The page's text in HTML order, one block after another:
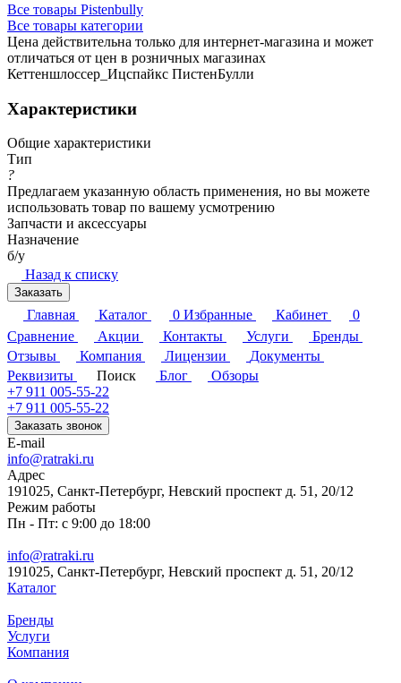
Все товары Pistenbully
Все товары категории
Цена действительна только для интернет-магазина и может
отличаться от цен в розничных магазинах
Кеттеншлоссер_Ицспайкс ПистенБулли
Характеристики
Общие характеристики
Тип
?
Предлагаем указанную область применения, но вы можете
использовать товар по вашему усмотрению
Запчасти и аксессуары
Назначение
б/у
Назад к списку
Заказать
Главная Каталог 0 Избранные Кабинет
0
Сравнение
Акции Контакты Услуги
Бренды
Отзывы
Компания Лицензии
Документы
Реквизиты
Поиск Блог
Обзоры
+7 911 005-55-22
+7 911 005-55-22
Заказать звонок
E-mail
info@ratraki.ru
Адрес
191025, Санкт-Петербург, Невский проспект д. 51, 20/12
Режим работы
Пн - Пт: с 9:00 до 18:00
info@ratraki.ru
191025, Санкт-Петербург, Невский проспект д. 51, 20/12
Каталог
Бренды
Услуги
Компания